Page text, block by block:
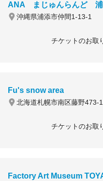
ANA まじゅんらんど
沖縄県浦添市仲間1-13-1
チケットのお取
Fu's snow area
北海道札幌市南区藤野473-1
チケットのお取
Factory Art Museum